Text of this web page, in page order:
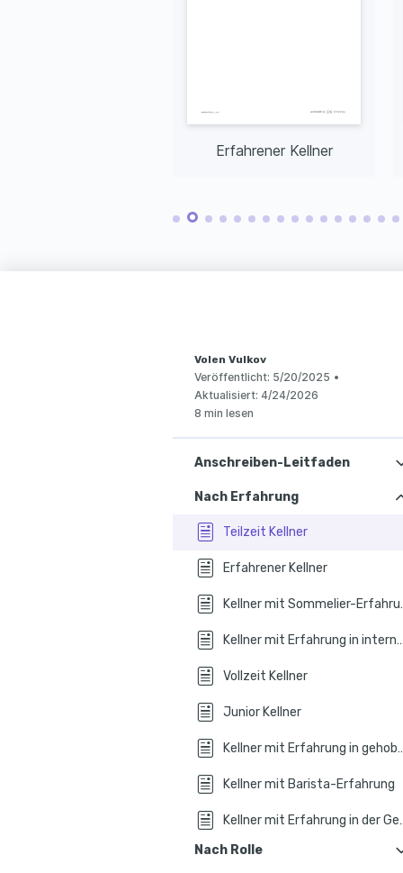
Erfahrener Kellner
Volen Vulkov
Veröffentlicht: 5/20/2025 •
Aktualisiert: 4/24/2026
8 min lesen
Anschreiben-Leitfaden
Nach Erfahrung
Teilzeit Kellner
Erfahrener Kellner
Kellner
Kellner mit Erfahrung in internationaler Küche
Vollzeit Kellner
Junior Kellner
Kellner mit Erfahrung
Kellner mit Barista-Erfahrung
Kellner mit
Nach Rolle